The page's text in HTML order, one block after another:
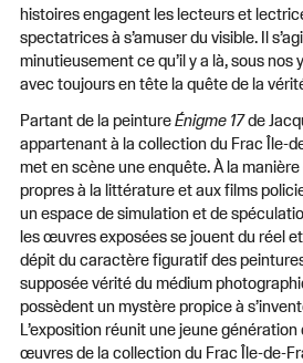
histoires engagent les lecteurs et
spectatrices à s’amuser du visible. Il
minutieusement ce qu’il y a là, sous nos
avec toujours en tête la quête de la
Partant de la peintureÉnigme 17de
appartenant à la collection du Frac Île-
met en scène une enquête. À la
propres à la littérature et aux films
un espace de simulation et de
les œuvres exposées se jouent du réel et
dépit du caractère figuratif des
supposée vérité du médium
possèdent un mystère propice à
L’exposition réunit une jeune génération
œuvres de la collection du Frac Île-de-